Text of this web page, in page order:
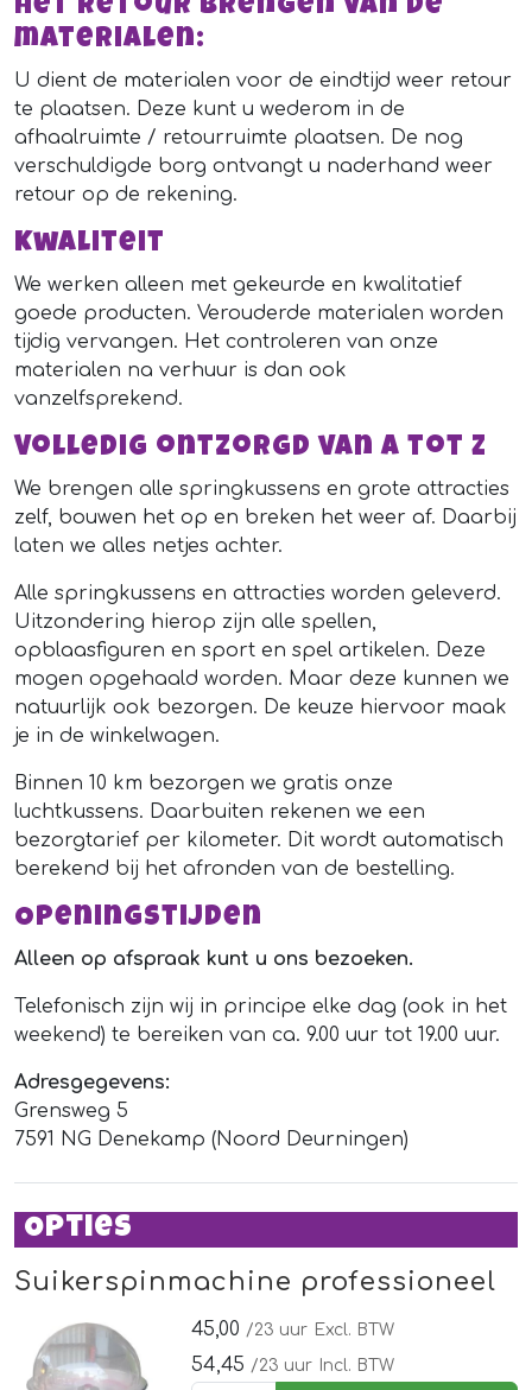
Het retour brengen van de
materialen:
U dient de materialen voor de eindtijd weer retour
te plaatsen. Deze kunt u wederom in de
afhaalruimte / retourruimte plaatsen. De nog
verschuldigde borg ontvangt u naderhand weer
retour op de rekening.
Kwaliteit
We werken alleen met gekeurde en kwalitatief
goede producten. Verouderde materialen worden
tijdig vervangen. Het controleren van onze
materialen na verhuur is dan ook
vanzelfsprekend.
Volledig ontzorgd van A tot Z
We brengen alle springkussens en grote attracties
zelf, bouwen het op en breken het weer af. Daarbij
laten we alles netjes achter.
Alle springkussens en attracties worden geleverd.
Uitzondering hierop zijn alle spellen,
opblaasfiguren en sport en spel artikelen. Deze
mogen opgehaald worden. Maar deze kunnen we
natuurlijk ook bezorgen. De keuze hiervoor maak
je in de winkelwagen.
Binnen 10 km bezorgen we gratis onze
luchtkussens. Daarbuiten rekenen we een
bezorgtarief per kilometer. Dit wordt automatisch
berekend bij het afronden van de bestelling.
Openingstijden
Alleen op afspraak kunt u ons bezoeken.
Telefonisch zijn wij in principe elke dag (ook in het
weekend) te bereiken van ca. 9.00 uur tot 19.00 uur.
Adresgegevens:
Grensweg 5
7591 NG Denekamp (Noord Deurningen)
Opties
Suikerspinmachine professioneel
45,00 /23 uur Excl. BTW
54,45 /23 uur Incl. BTW